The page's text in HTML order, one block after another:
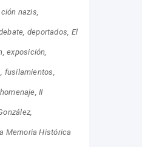
nazis
deportados El
exposición
fusilamientos
homenaje II
Memoria Histórica